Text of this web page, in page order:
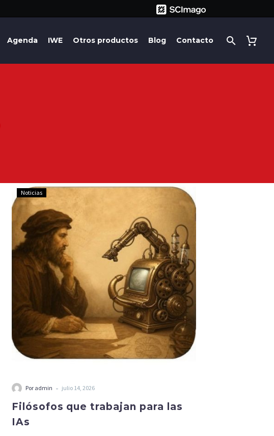
Agenda IWE Otros productos Blog Contacto
Noticias
Por admin - julio 14, 2026
Filósofos que trabajan para las
IAs